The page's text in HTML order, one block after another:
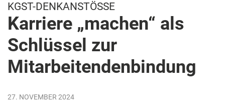
KGST-DENKANSTÖSSE
Karriere „machen“ als
Schlüssel zur
Mitarbeitendenbindung
27. NOVEMBER 2024